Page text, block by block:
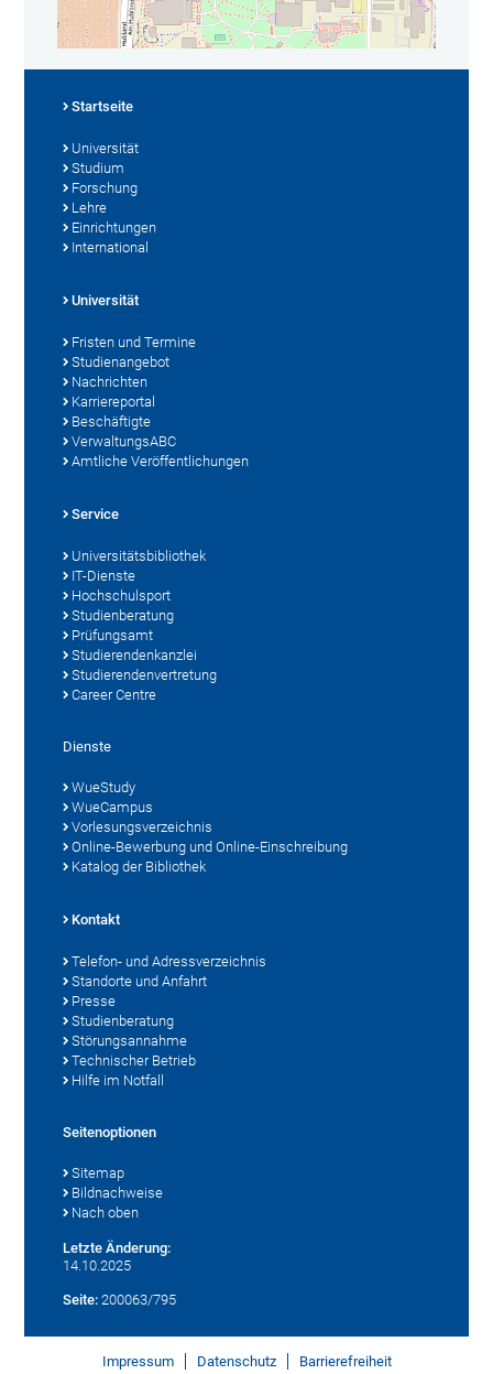
Startseite
Universität
Studium
Forschung
Lehre
Einrichtungen
International
Universität
Fristen und Termine
Studienangebot
Nachrichten
Karriereportal
Beschäftigte
VerwaltungsABC
Amtliche Veröffentlichungen
Service
Universitätsbibliothek
IT-Dienste
Hochschulsport
Studienberatung
Prüfungsamt
Studierendenkanzlei
Studierendenvertretung
Career Centre
Dienste
WueStudy
WueCampus
Vorlesungsverzeichnis
Online-Bewerbung und Online-Einschreibung
Katalog der Bibliothek
Kontakt
Telefon- und Adressverzeichnis
Standorte und Anfahrt
Presse
Studienberatung
Störungsannahme
Technischer Betrieb
Hilfe im Notfall
Seitenoptionen
Sitemap
Bildnachweise
Nach oben
Letzte Änderung:
14.10.2025
Seite: 200063/795
Impressum Datenschutz Barrierefreiheit